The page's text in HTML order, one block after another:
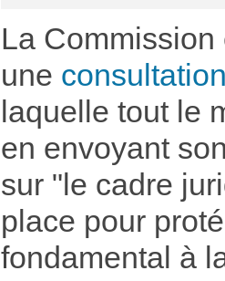
La
une
laquelle tout le
en envoyant
sur "le cadre
place pour
fondamental à